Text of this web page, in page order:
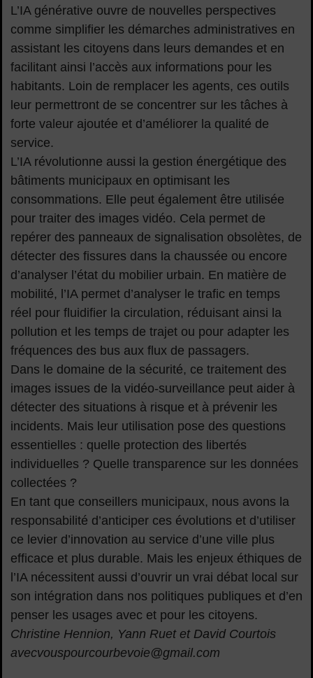
L’IA générative ouvre de nouvelles perspectives
comme simplifier les démarches administratives en
assistant les citoyens dans leurs demandes et en
facilitant ainsi l’accès aux informations pour les
habitants. Loin de remplacer les agents, ces outils
leur permettront de se concentrer sur les tâches à
forte valeur ajoutée et d’améliorer la qualité de
service.
L’IA révolutionne aussi la gestion énergétique des
bâtiments municipaux en optimisant les
consommations. Elle peut également être utilisée
pour traiter des images vidéo. Cela permet de
repérer des panneaux de signalisation obsolètes, de
détecter des fissures dans la chaussée ou encore
d’analyser l’état du mobilier urbain. En matière de
mobilité, l’IA permet d’analyser le trafic en temps
réel pour fluidifier la circulation, réduisant ainsi la
pollution et les temps de trajet ou pour adapter les
fréquences des bus aux flux de passagers.
Dans le domaine de la sécurité, ce traitement des
images issues de la vidéo-surveillance peut aider à
détecter des situations à risque et à prévenir les
incidents. Mais leur utilisation pose des questions
essentielles : quelle protection des libertés
individuelles ? Quelle transparence sur les données
collectées ?
En tant que conseillers municipaux, nous avons la
responsabilité d’anticiper ces évolutions et d’utiliser
ce levier d’innovation au service d’une ville plus
efficace et plus durable. Mais les enjeux éthiques de
l’IA nécessitent aussi d’ouvrir un vrai débat local sur
son intégration dans nos politiques publiques et d’en
penser les usages avec et pour les citoyens.
Christine Hennion, Yann Ruet et David Courtois
avecvouspourcourbevoie@gmail.com